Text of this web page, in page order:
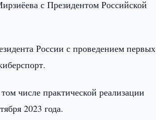
с Президентом Российской
России с проведением первых
числе практической реализации
2023 года.